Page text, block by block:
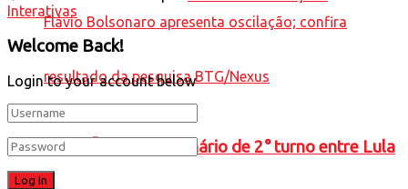
ELEIÇÕES 2026: cenário de 2° turno entre Lula
Interativas
Welcome Back!
Login to your account below